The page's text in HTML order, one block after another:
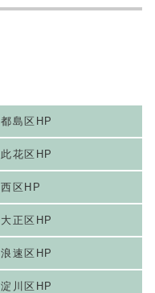
都島区HP
此花区HP
西区HP
大正区HP
浪速区HP
淀川区HP